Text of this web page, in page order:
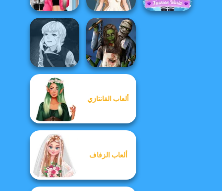
BFFs Vs Bullies:
Fashion Rival...
Wedding Dress
Design 2
Manga Creator
Vampire Hunter
P...
Zombie
ألعاب الفانتازي
ألعاب الزفاف